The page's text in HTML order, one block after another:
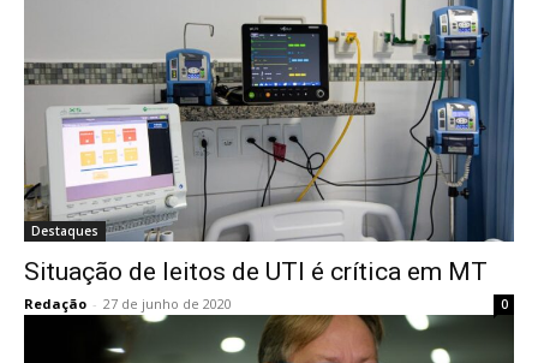
Destaques
Situação de leitos de UTI é crítica em MT
Redação - 27 de junho de 2020 0